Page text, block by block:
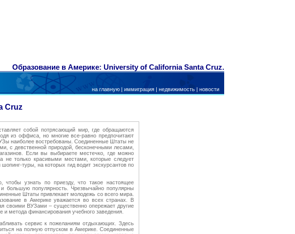
Образование в Америке: University of California Santa Cruz.
на главную | иммиграция | недвижимость | новости
Cruz
собой потрясающий мир, где обращаются
из оффиса, но многие все-равно предпочитают
наиболее востребованы. Соединенные Штаты не
с девственной природой, бесконечными лесами,
Если вы выбираете местечко, где можно
не только красивыми местами, которые следует
туры, на которых гид водит экскурсантов по
чтобы узнать по приезду, что такое настоящее
большую популярность. Чрезвычайно популярны
Штаты привлекает молодежь со всего мира.
в Америке уважается во всех странах. В
своими ВУЗами – существенно опережает другие
и метода финансирования учебного заведения.
сервис к пожеланиям отдыхающих. Здесь
на полную отпуском в Америке. Соединенные